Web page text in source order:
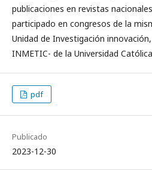
publicaciones en revistas
participado en congresos de la
Unidad de Investigación
INMETIC- de la Universidad
pdf
Publicado
2023-12-30